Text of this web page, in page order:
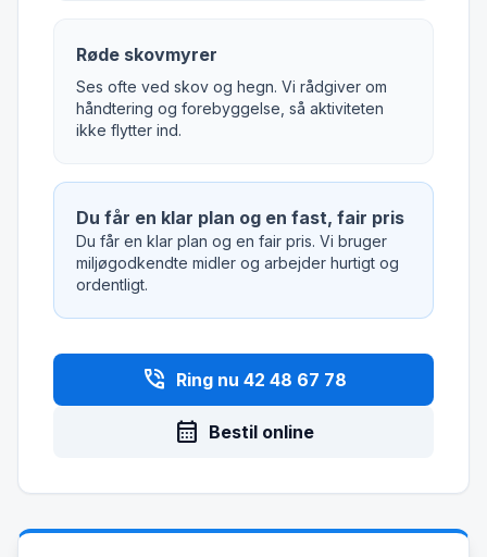
Røde skovmyrer
Ses ofte ved skov og hegn. Vi rådgiver om
håndtering og forebyggelse, så aktiviteten
ikke flytter ind.
Du får en klar plan og en fast, fair pris
Du får en klar plan og en fair pris. Vi bruger
miljøgodkendte midler og arbejder hurtigt og
ordentligt.
phone_in_talk Ring nu 42 48 67 78
calendar_month Bestil online